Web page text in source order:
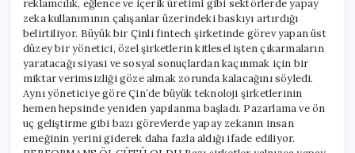
reklamcılık, eğlence ve içerik üretimi gibi sektörlerde yapay
zeka kullanımının çalışanlar üzerindeki baskıyı artırdığı
belirtiliyor. Büyük bir Çinli fintech şirketinde görev yapan üst
düzey bir yönetici, özel şirketlerin kitlesel işten çıkarmaların
yaratacağı siyasi ve sosyal sonuçlardan kaçınmak için bir
miktar verimsizliği göze almak zorunda kalacağını söyledi.
Aynı yöneticiye göre Çin’de büyük teknoloji şirketlerinin
hemen hepsinde yeniden yapılanma başladı. Pazarlama ve ön
uç geliştirme gibi bazı görevlerde yapay zekanın insan
emeğinin yerini giderek daha fazla aldığı ifade ediliyor.